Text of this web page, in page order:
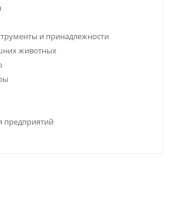
и принадлежности
животных
предприятий